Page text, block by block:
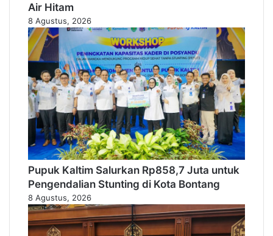
Air Hitam
8 Agustus, 2026
Pupuk Kaltim Salurkan Rp858,7 Juta untuk
Pengendalian Stunting di Kota Bontang
8 Agustus, 2026